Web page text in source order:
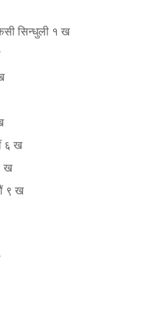
सिन्धुली १ ख
६ ख
ख
९ ख